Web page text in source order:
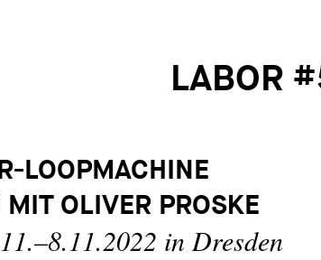
LABOR
LOOPMACHINE
OLIVER PROSKE
in Dresden